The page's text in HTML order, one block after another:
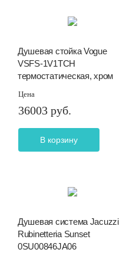
Душевая стойка Vogue
VSFS-1V1TCH
термостатическая, хром
Цена
36003 руб.
В корзину
Душевая система Jacuzzi
Rubinetteria Sunset
0SU00846JA06